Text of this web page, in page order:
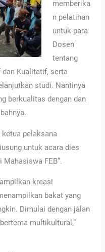
memberika
n pelatihan
untuk para
Dosen
tentang
Kualitatif, serta
studi. Nantinya
berkualitas dengan dan
pelaksana
untuk acara dies
FEB”.
kreasi
bakat yang
Dimulai dengan jalan
multikultural,”